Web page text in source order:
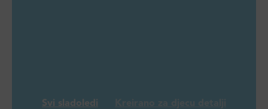
Svi sladoledi